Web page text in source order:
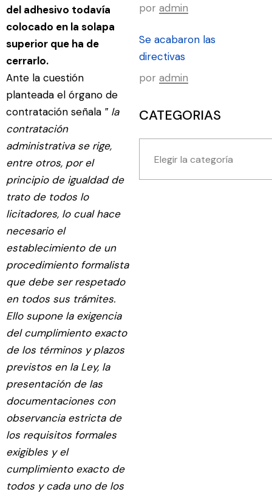
del adhesivo todavía
colocado en la solapa
superior que ha de
cerrarlo.
Ante la cuestión
planteada el órgano de
contratación señala ‟ la
contratación
administrativa se rige,
entre otros, por el
principio de igualdad de
trato de todos lo
licitadores, lo cual hace
necesario el
establecimiento de un
procedimiento formalista
que debe ser respetado
en todos sus trámites.
Ello supone la exigencia
del cumplimiento exacto
de los términos y plazos
previstos en la Ley, la
presentación de las
documentaciones con
observancia estricta de
los requisitos formales
exigibles y el
cumplimiento exacto de
todos y cada uno de los
por admin
Se acabaron las
directivas
por admin
CATEGORIAS